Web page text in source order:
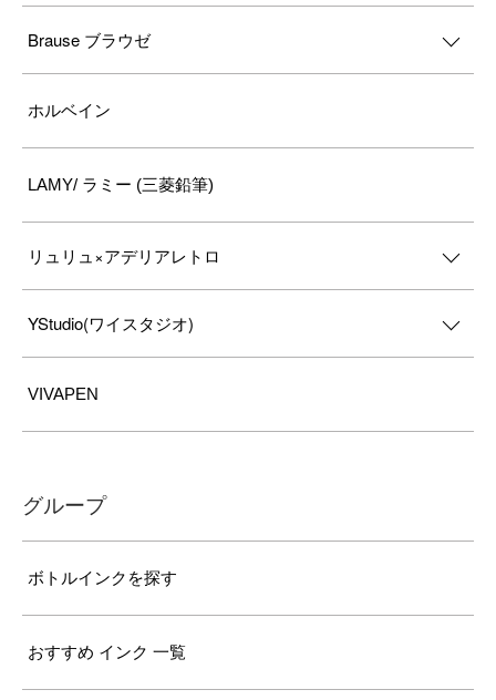
Brause ブラウゼ
ホルベイン
LAMY/ ラミー (三菱鉛筆)
リュリュ×アデリアレトロ
YStudio(ワイスタジオ)
VIVAPEN
グループ
ボトルインクを探す
おすすめ インク 一覧